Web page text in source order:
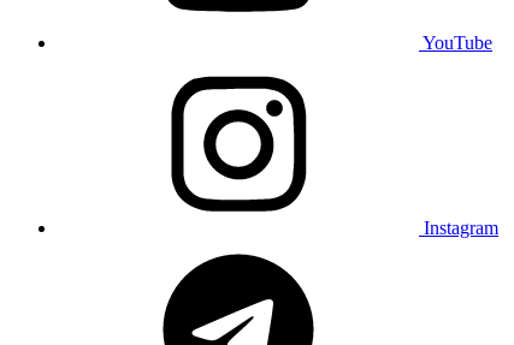
YouTube
Instagram